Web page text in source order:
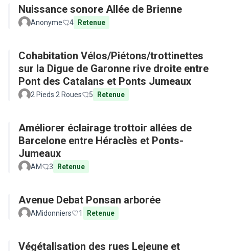
Nuissance sonore Allée de Brienne
Anonyme 4 Retenue
Cohabitation Vélos/Piétons/trottinettes
sur la Digue de Garonne rive droite entre
Pont des Catalans et Ponts Jumeaux
2 Pieds 2 Roues 5 Retenue
Améliorer éclairage trottoir allées de
Barcelone entre Héraclès et Ponts-
Jumeaux
AM 3 Retenue
Avenue Debat Ponsan arborée
AMidonniers 1 Retenue
Végétalisation des rues Lejeune et